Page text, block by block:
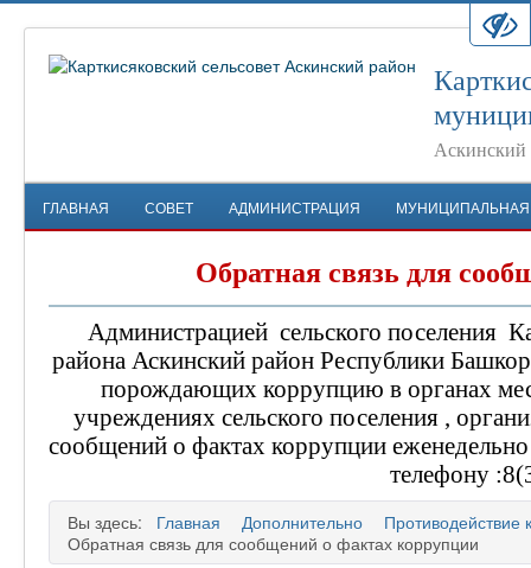
Аскинский
ГЛАВНАЯ СОВЕТ АДМИНИСТРАЦИЯ
Обратная связь для
Администрацией сельского поселения
района Аскинский район Республики
порождающих коррупцию в органах
учреждениях сельского поселения ,
сообщений о фактах коррупции
телефону :
Вы здесь: Главная Дополнительно
Противодействие
Обратная связь для сообщений о фактах коррупции